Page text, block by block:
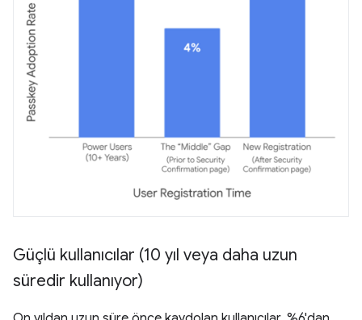
Güçlü kullanıcılar (10 yıl veya daha uzun
süredir kullanıyor)